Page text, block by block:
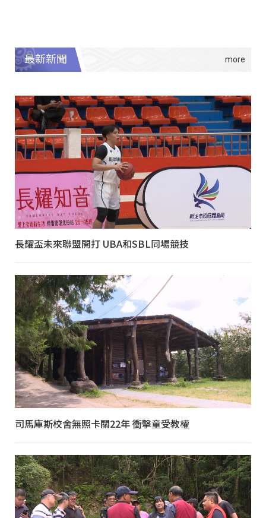
最新新聞
長耀盃未來聯盟開打 UBA和SBL同場競技
司馬庫斯校舍無照卡關22年 衝擊童受教權